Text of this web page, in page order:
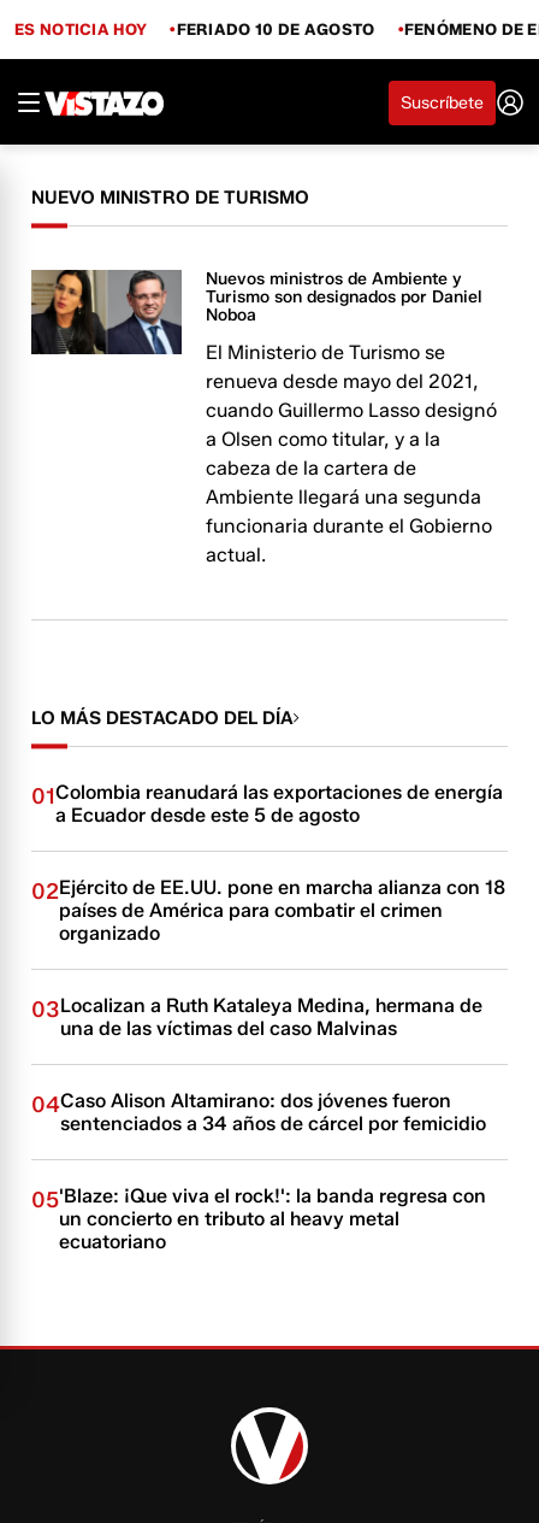
ES NOTICIA HOY FERIADO 10 DE AGOSTO FENÓMENO DE
Suscríbete
NUEVO MINISTRO DE TURISMO
Nuevos ministros de Ambiente y
Turismo son designados por Daniel
Noboa
El Ministerio de Turismo se
renueva desde mayo del 2021,
cuando Guillermo Lasso designó
a Olsen como titular, y a la
cabeza de la cartera de
Ambiente llegará una segunda
funcionaria durante el Gobierno
actual.
LO MÁS DESTACADO DEL DÍA
01Colombia reanudará las exportaciones de energía
a Ecuador desde este 5 de agosto
02Ejército de EE.UU. pone en marcha alianza con 18
países de América para combatir el crimen
organizado
03Localizan a Ruth Kataleya Medina, hermana de
una de las víctimas del caso Malvinas
04Caso Alison Altamirano: dos jóvenes fueron
sentenciados a 34 años de cárcel por femicidio
05'Blaze: ¡Que viva el rock!': la banda regresa con
un concierto en tributo al heavy metal
ecuatoriano